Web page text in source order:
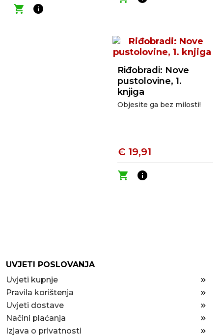
shopping_cart
info
Riđobradi: Nove
pustolovine, 1.
knjiga
Objesite ga bez milosti!
€ 19,91
shopping_cart
info
UVJETI POSLOVANJA
Uvjeti kupnje
Pravila korištenja
Uvjeti dostave
Načini plaćanja
Izjava o privatnosti